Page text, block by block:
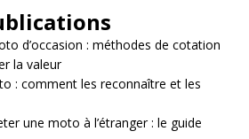
d’occasion : méthodes de cotation
la valeur
: comment les reconnaître et les
une moto à l’étranger : le guide